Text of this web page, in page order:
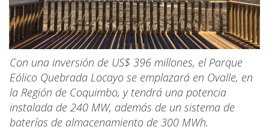
Con una inversión de US$ 396 millones, el Parque
Eólico Quebrada Locayo se emplazará en Ovalle, en
la Región de Coquimbo, y tendrá una potencia
instalada de 240 MW, además de un sistema de
baterías de almacenamiento de 300 MWh.